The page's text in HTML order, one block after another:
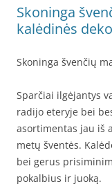
Skoninga
kalėdinės
Skoninga švenčių
Sparčiai ilgėjantys
radijo eteryje bei
asortimentas jau iš
metų šventės.
bei gerus
pokalbius ir juoką.